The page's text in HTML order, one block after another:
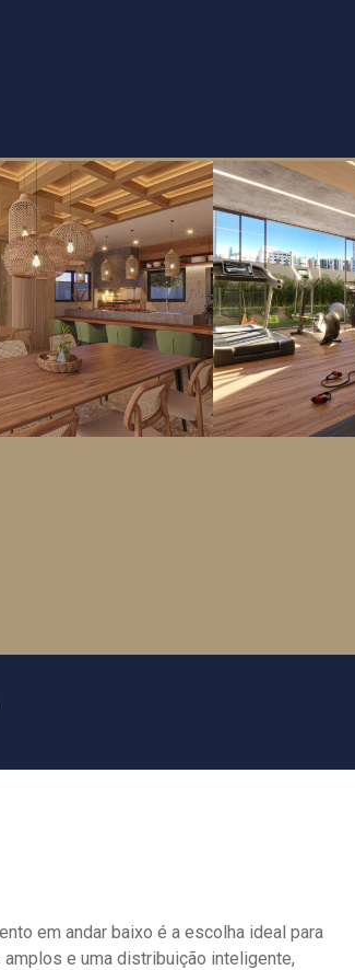
em andar baixo é a escolha ideal para
e uma distribuição inteligente,